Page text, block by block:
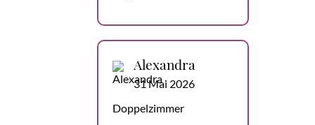
Alexandra
31 Mai 2026
Doppelzimmer